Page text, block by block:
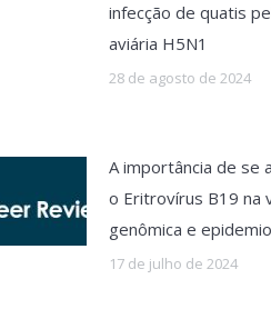
infecção de quatis
aviária H5N1
28 de agosto de 2024
A importância de se
o Eritrovírus B19 na
genômica e
17 de julho de 2024